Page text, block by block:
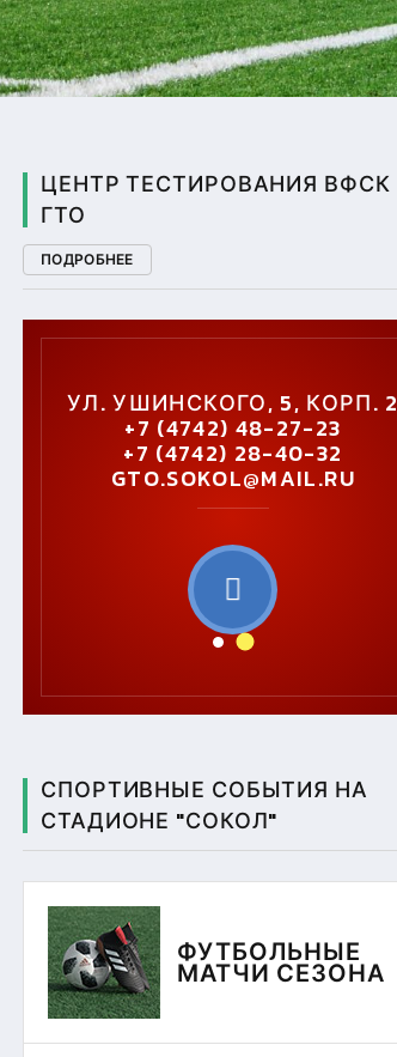
ЦЕНТР ТЕСТИРОВАНИЯ ВФСК
ГТО
ПОДРОБНЕЕ
УЛ. УШИНСКОГО, 5, КОРП. 2
+7 (4742) 48-27-23
+7 (4742) 28-40-32
GTO.SOKOL@MAIL.RU
СПОРТИВНЫЕ СОБЫТИЯ НА
СТАДИОНЕ "СОКОЛ"
ФУТБОЛЬНЫЕ
МАТЧИ СЕЗОНА